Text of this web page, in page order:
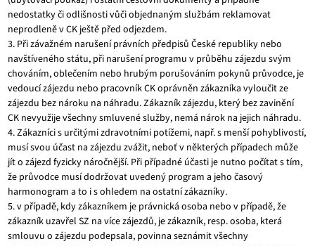
nedostatky či odlišnosti vůči objednaným službám reklamovat
neprodleně v CK ještě před odjezdem.
3. Při závažném narušení právních předpisů České republiky nebo
navštíveného státu, při narušení programu v průběhu zájezdu svým
chováním, oblečením nebo hrubým porušováním pokynů průvodce, je
vedoucí zájezdu nebo pracovník CK oprávněn zákazníka vyloučit ze
zájezdu bez nároku na náhradu. Zákazník zájezdu, který bez zavinění
CK nevyužije všechny smluvené služby, nemá nárok na jejich náhradu.
4. Zákazníci s určitými zdravotními potížemi, např. s menší pohyblivostí,
musí svou účast na zájezdu zvážit, neboť v některých případech může
jít o zájezd fyzicky náročnější. Při případné účasti je nutno počítat s tím,
že průvodce musí dodržovat uvedený program a jeho časový
harmonogram a to i s ohledem na ostatní zákazníky.
5. v případě, kdy zákazníkem je právnická osoba nebo v případě, že
zákazník uzavřel SZ na více zájezdů, je zákazník, resp. osoba, která
smlouvu o zájezdu podepsala, povinna seznámit všechny